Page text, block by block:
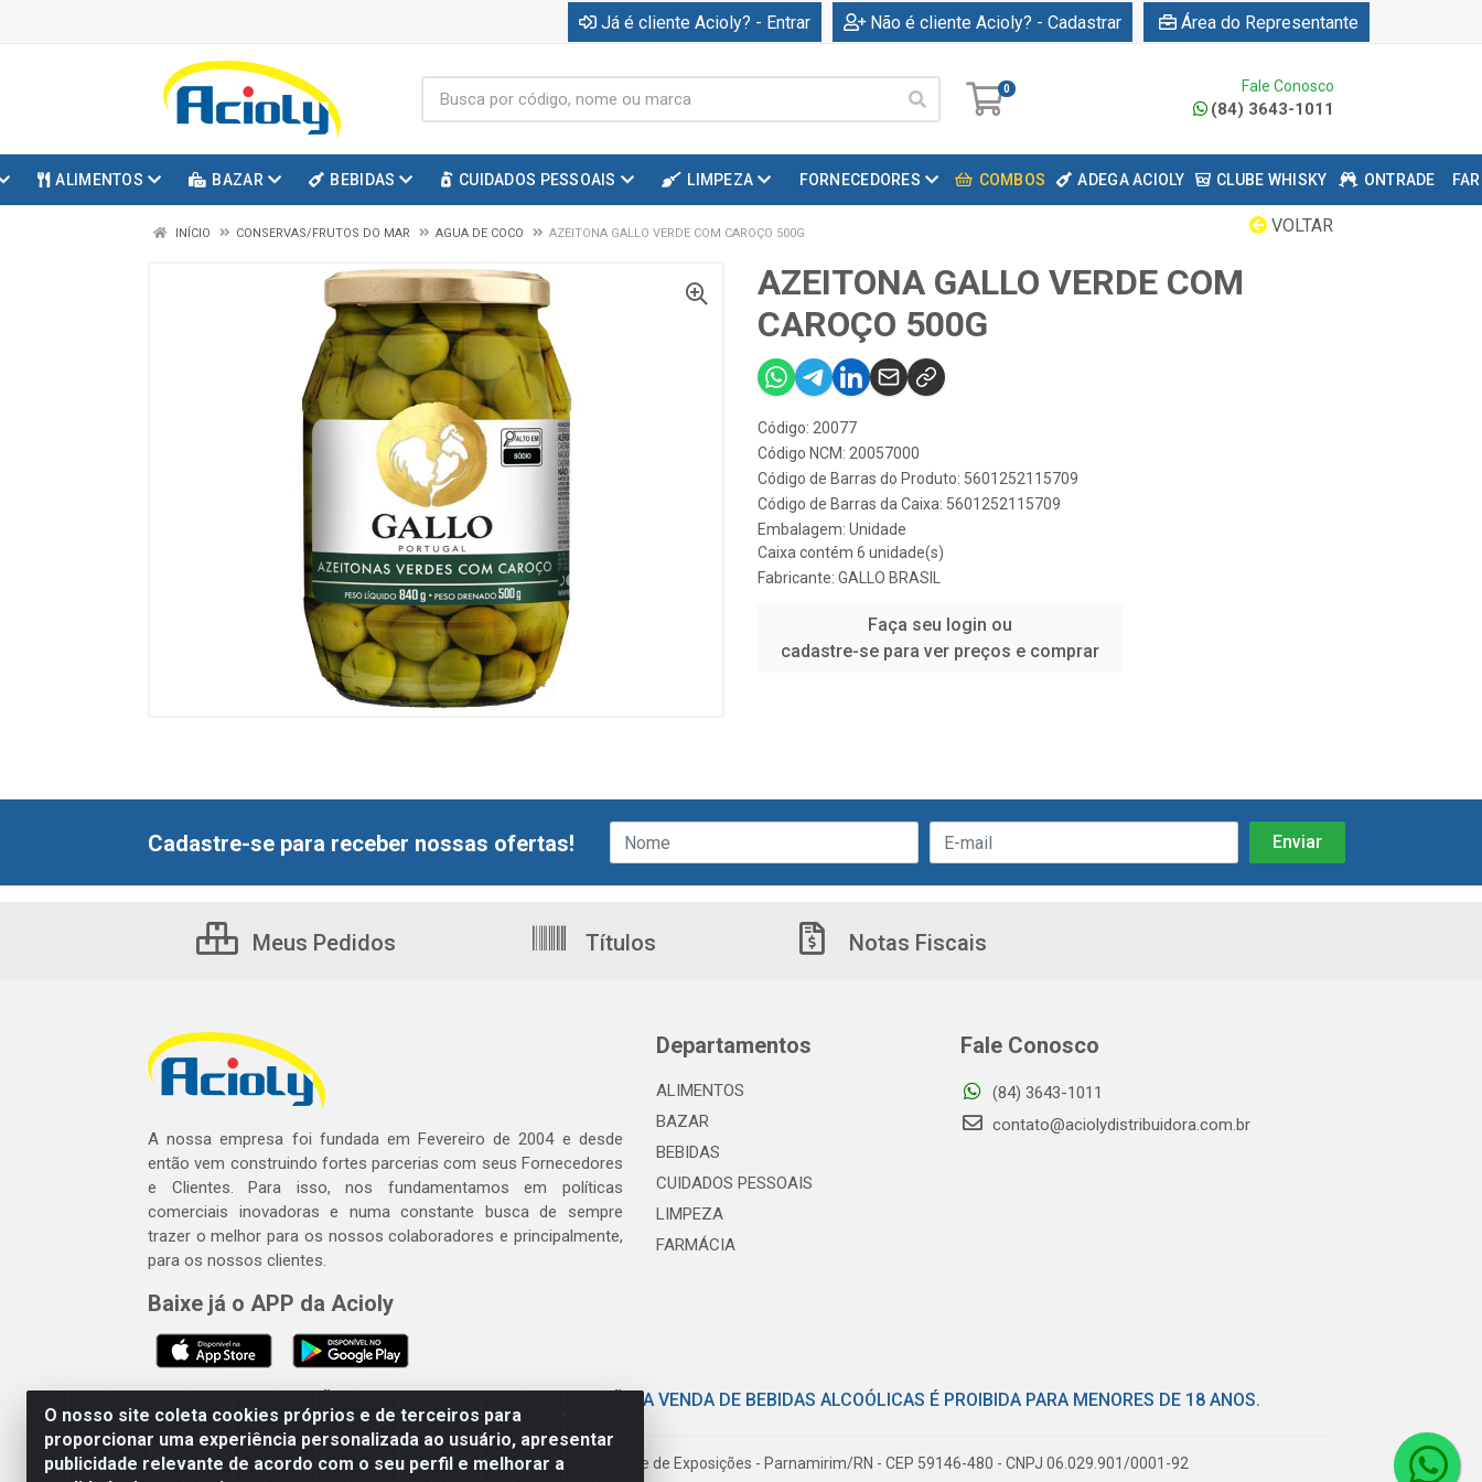
Já é cliente Acioly? - Entrar Não é cliente Acioly? - Cadastrar Área do Representante
0 Fale Conosco
(84) 3643-1011
ALIMENTOS BAZAR BEBIDAS CUIDADOS PESSOAIS LIMPEZA FORNECEDORES COMBOS ADEGA ACIOLY CLUBE WHISKY ONTRADE
VOLTAR
INÍCIO CONSERVAS/FRUTOS DO MAR AGUA DE COCO AZEITONA GALLO VERDE COM CAROÇO 500G
AZEITONA GALLO VERDE COM
CAROÇO 500G
Código: 20077
Código NCM: 20057000
Código de Barras do Produto: 5601252115709
Código de Barras da Caixa: 5601252115709
Embalagem: Unidade
Caixa contém 6 unidade(s)
Fabricante: GALLO BRASIL
Faça seu login ou
cadastre-se para ver preços e comprar
O nosso site coleta cookies próprios e de terceiros para
proporcionar uma experiência personalizada ao usuário, apresentar
publicidade relevante de acordo com o seu perfil e melhorar a
Cadastre-se para receber nossas ofertas!
Meus Pedidos Títulos Notas Fiscais
A nossa empresa foi fundada em Fevereiro de 2004 e desde
então vem construindo fortes parcerias com seus Fornecedores
e Clientes. Para isso, nos fundamentamos em políticas
comerciais inovadoras e numa constante busca de sempre
trazer o melhor para os nossos colaboradores e principalmente,
para os nossos clientes.
Baixe já o APP da Acioly
Departamentos
ALIMENTOS
BAZAR
BEBIDAS
CUIDADOS PESSOAIS
LIMPEZA
FARMÁCIA
Fale Conosco
(84) 3643-1011
contato@aciolydistribuidora.com.br
SE BEBER, NÃO DIRIJA. APRECIE COM MODERAÇÃO. A VENDA DE BEBIDAS ALCOÓLICAS É PROIBIDA PARA MENORES DE 18 ANOS.
Acioly Distribuidora - Av Piloto Pereira Tim - Parque de Exposições - Parnamirim/RN - CEP 59146-480 - CNPJ 06.029.901/0001-92